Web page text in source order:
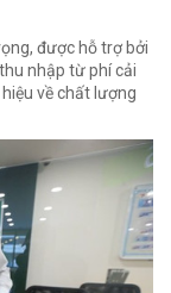
được hỗ trợ bởi
nhập từ phí cải
về chất lượng